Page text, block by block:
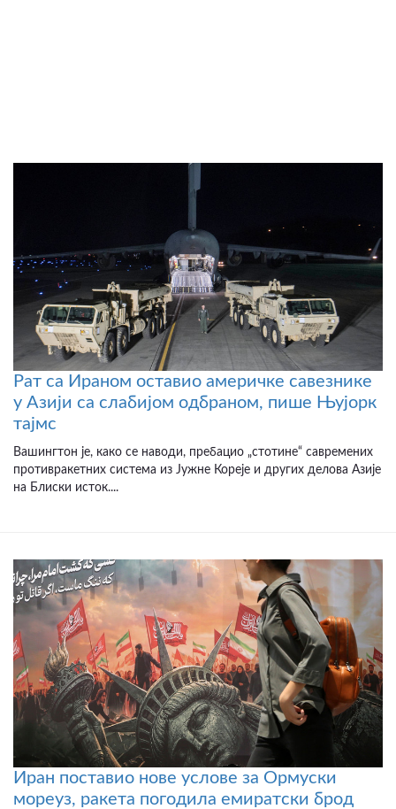
Рат са Ираном оставио америчке савезнике
у Азији са слабијом одбраном, пише Њујорк
тајмс
Вашингтон је, како се наводи, пребацио „стотине“ савремених
противракетних система из Јужне Кореје и других делова Азије
на Блиски исток....
Иран поставио нове услове за Ормуски
мореуз, ракета погодила емиратски брод